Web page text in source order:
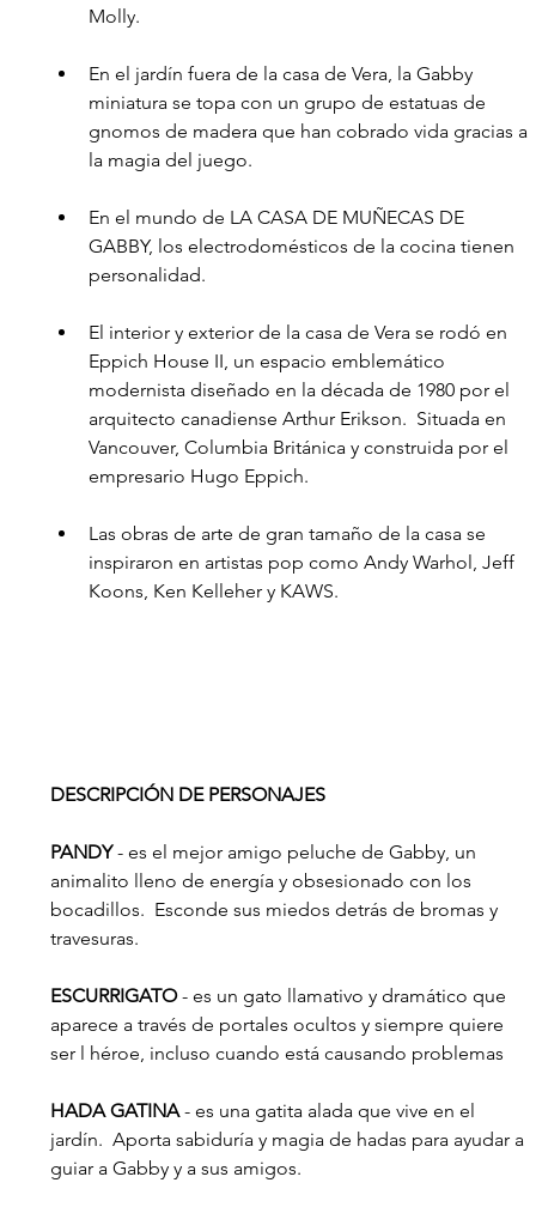
Molly.
En el jardín fuera de la casa de Vera, la Gabby
miniatura se topa con un grupo de estatuas de
gnomos de madera que han cobrado vida gracias a
la magia del juego.
En el mundo de LA CASA DE MUÑECAS DE
GABBY, los electrodomésticos de la cocina tienen
personalidad.
El interior y exterior de la casa de Vera se rodó en
Eppich House II, un espacio emblemático
modernista diseñado en la década de 1980 por el
arquitecto canadiense Arthur Erikson.  Situada en
Vancouver, Columbia Británica y construida por el
empresario Hugo Eppich.
Las obras de arte de gran tamaño de la casa se
inspiraron en artistas pop como Andy Warhol, Jeff
Koons, Ken Kelleher y KAWS.
DESCRIPCIÓN DE PERSONAJES
PANDY - es el mejor amigo peluche de Gabby, un
animalito lleno de energía y obsesionado con los
bocadillos.  Esconde sus miedos detrás de bromas y
travesuras.
ESCURRIGATO - es un gato llamativo y dramático que
aparece a través de portales ocultos y siempre quiere
ser l héroe, incluso cuando está causando problemas
HADA GATINA - es una gatita alada que vive en el
jardín.  Aporta sabiduría y magia de hadas para ayudar a
guiar a Gabby y a sus amigos.